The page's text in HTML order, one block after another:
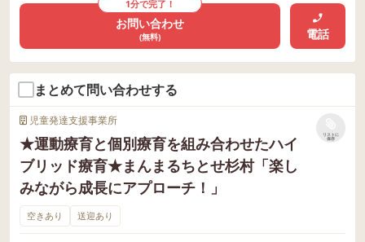
1分で完了！
お問い合わせ
(無料) 電話
まとめて問い合わせする
児童発達支援事業所
★運動療育と個別療育を組み合わせたハイ
ブリッド療育★まんまるちとせ杉村「楽し
みながら成長にアプローチ！」
リストに
保存
空きあり 送迎あり